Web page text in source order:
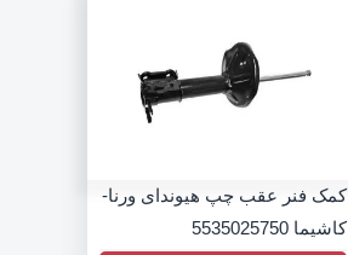
کمک فنر عقب چپ هیوندای ورنا-
کاشیما 5535025750